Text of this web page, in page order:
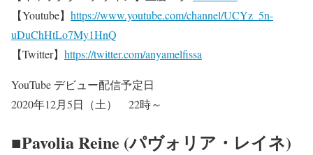
【Youtube】 https://www.youtube.com/channel/UCYz_5n-
uDuChHtLo7My1HnQ
【Twitter】 https://twitter.com/anyamelfissa
YouTube デビュー配信予定日
2020年12月5日（土） 22時～
■Pavolia Reine (パヴォリア・レイネ)